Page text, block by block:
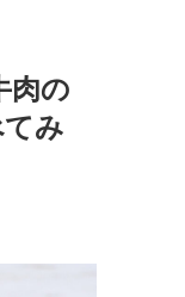
肉の
み